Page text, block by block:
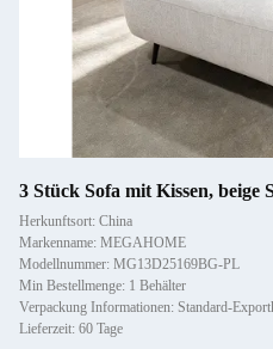
3 Stück Sofa mit Kissen, beige
Herkunftsort: China
Markenname: MEGAHOME
Modellnummer: MG13D25169BG-PL
Min Bestellmenge: 1 Behälter
Verpackung Informationen: Standard-
Lieferzeit: 60 Tage